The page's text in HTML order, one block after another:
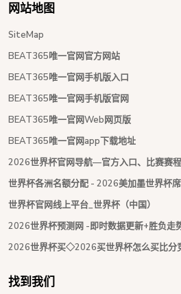
网站地图
SiteMap
BEAT365唯一官网官方网站
BEAT365唯一官网手机版入口
BEAT365唯一官网手机版官网
BEAT365唯一官网Web网页版
BEAT365唯一官网app下载地址
2026世界杯官网导航—官方入口、比赛赛
世界杯各洲名额分配 - 2026美加墨世界杯
世界杯官网线上平台_世界杯（中国）
2026世界杯预测网 -即时数据更新+胜负走
2026世界杯买◇2026买世界杯怎么买比分
找到我们